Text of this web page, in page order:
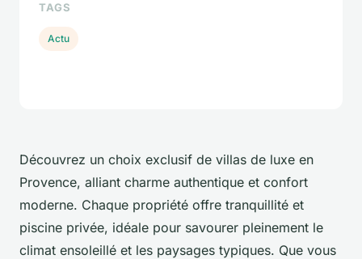
Découvrez un choix exclusif de villas de luxe en
Provence, alliant charme authentique et confort
moderne. Chaque propriété offre tranquillité et
piscine privée, idéale pour savourer pleinement le
climat ensoleillé et les paysages typiques. Que vous
TAGS
Actu